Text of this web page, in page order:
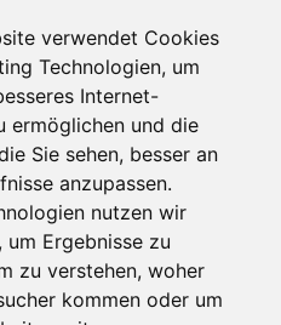
verwendet Cookies
Technologien, um
Internet-
ermöglichen und die
Sie sehen, besser an
anzupassen.
nutzen wir
um Ergebnisse zu
zu verstehen, woher
kommen oder um
bei 1100 Grad gebrannt.
Komplett mit Stange, Sockel
ca. 30cm.